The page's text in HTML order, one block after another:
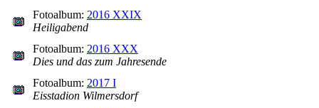
Fotoalbum: 2016 XXIX
Heiligabend
Fotoalbum: 2016 XXX
Dies und das zum Jahresende
Fotoalbum: 2017 I
Eisstadion Wilmersdorf